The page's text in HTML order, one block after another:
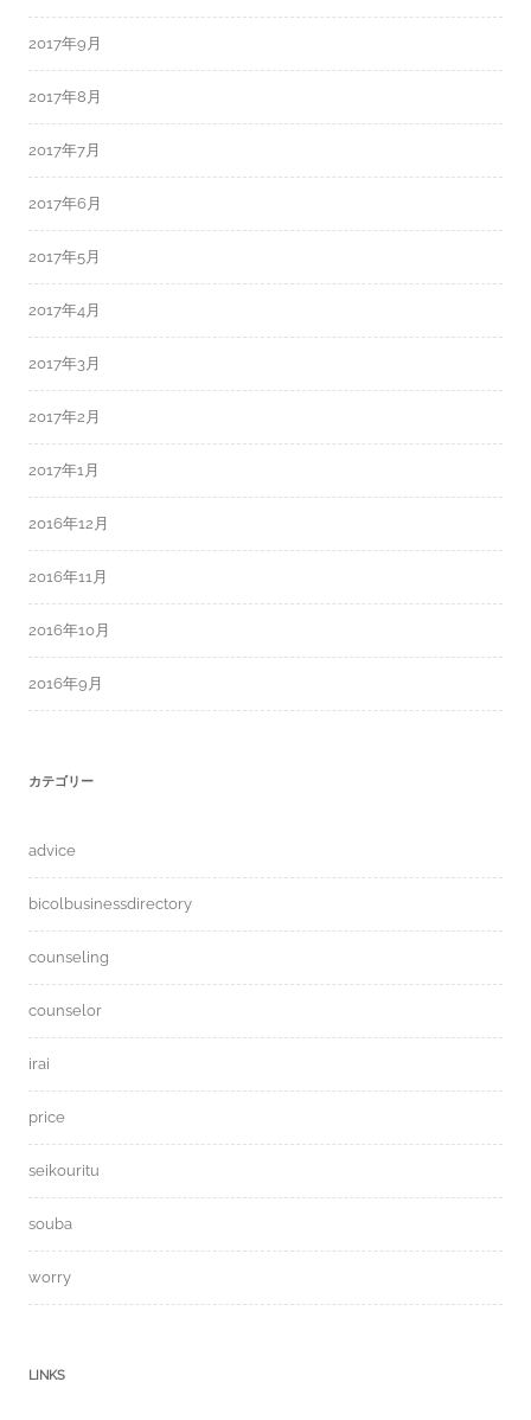
2017年9月
2017年8月
2017年7月
2017年6月
2017年5月
2017年4月
2017年3月
2017年2月
2017年1月
2016年12月
2016年11月
2016年10月
2016年9月
カテゴリー
advice
bicolbusinessdirectory
counseling
counselor
irai
price
seikouritu
souba
worry
LINKS